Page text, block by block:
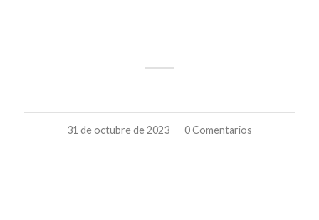
31 de octubre de 2023
/ 0 Comentarios